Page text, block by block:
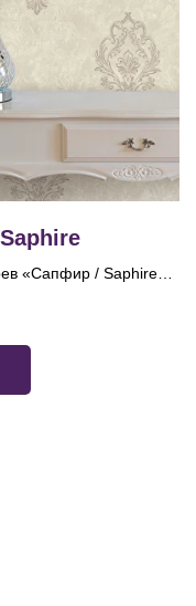
«Сапфир / Saphire»
глубиной и
камня.
коллекции
дамасский